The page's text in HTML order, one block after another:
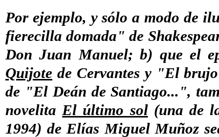
Por ejemplo, y sólo a modo de
fierecilla domada" de
Don Juan Manuel; b) que el
Quijote de Cervantes y "El
de "El Deán de Santiago...",
novelitaEl último sol(una de
1994) de Elías Miguel Muñoz